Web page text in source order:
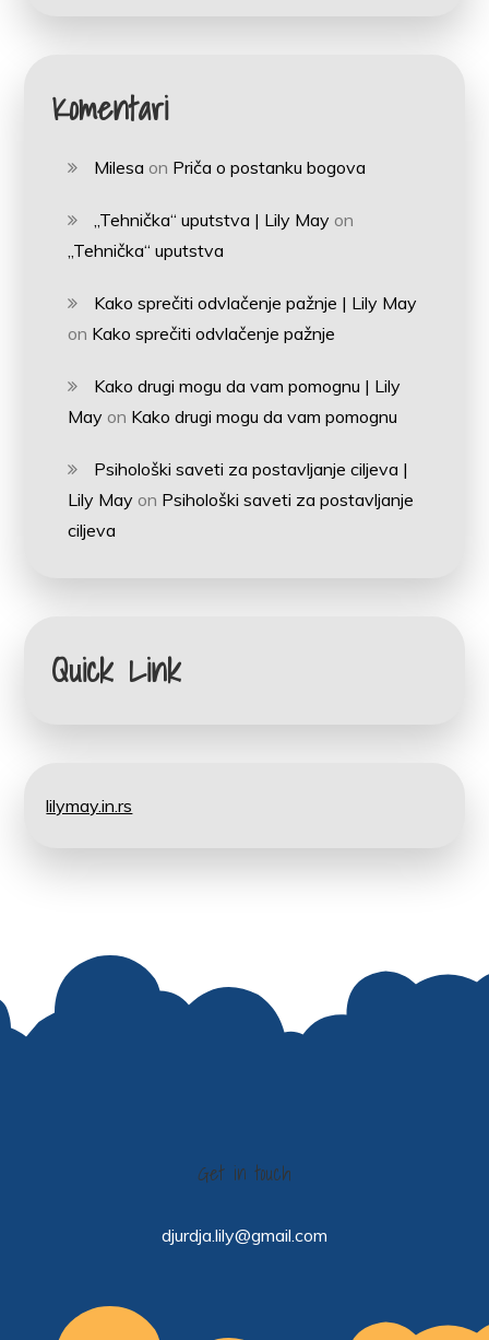
Komentari
Milesa on Priča o postanku bogova
„Tehnička“ uputstva | Lily May on
„Tehnička“ uputstva
Kako sprečiti odvlačenje pažnje | Lily May
on Kako sprečiti odvlačenje pažnje
Kako drugi mogu da vam pomognu | Lily
May on Kako drugi mogu da vam pomognu
Psihološki saveti za postavljanje ciljeva |
Lily May on Psihološki saveti za postavljanje
ciljeva
Quick Link
lilymay.in.rs
Get in touch
djurdja.lily@gmail.com